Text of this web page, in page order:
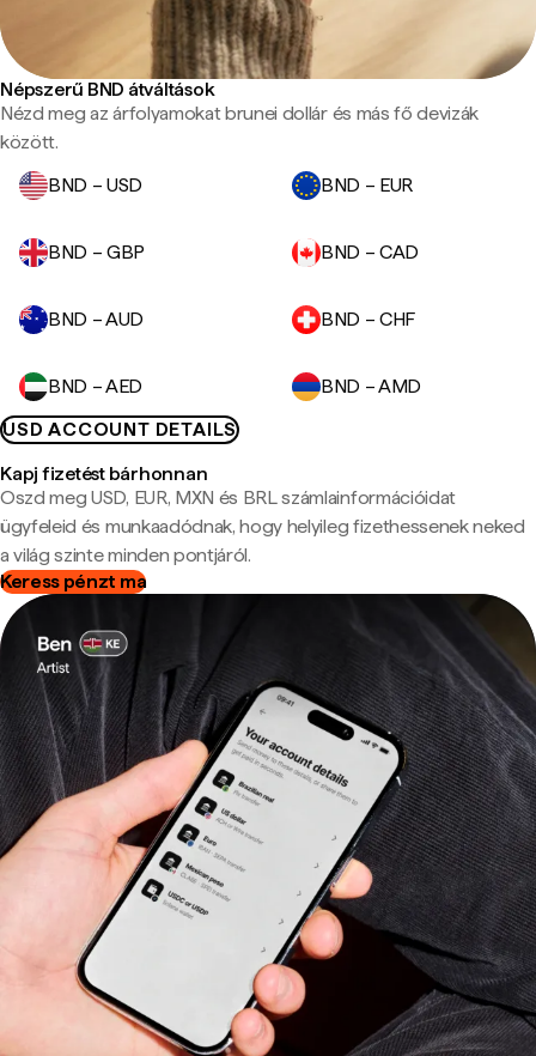
Népszerű BND átváltások
Nézd meg az árfolyamokat brunei dollár és más fő devizák
között.
BND – USD
BND – EUR
BND – GBP BND – CAD
BND – AUD BND – CHF
BND – AED
BND – AMD
USD ACCOUNT DETAILS
Kapj fizetést bárhonnan
Oszd meg USD, EUR, MXN és BRL számlainformációidat
ügyfeleid és munkaadódnak, hogy helyileg fizethessenek neked
a világ szinte minden pontjáról.
Keress pénzt ma